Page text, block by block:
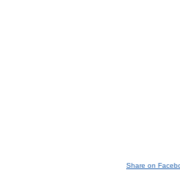
Share on